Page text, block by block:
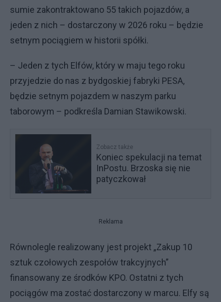
sumie zakontraktowano 55 takich pojazdów, a
jeden z nich – dostarczony w 2026 roku – będzie
setnym pociągiem w historii spółki.
– Jeden z tych Elfów, który w maju tego roku
przyjedzie do nas z bydgoskiej fabryki PESA,
będzie setnym pojazdem w naszym parku
taborowym – podkreśla Damian Stawikowski.
Zobacz także
Koniec spekulacji na temat
InPostu. Brzoska się nie
patyczkował
Reklama
Równolegle realizowany jest projekt „Zakup 10
sztuk czołowych zespołów trakcyjnych”
finansowany ze środków KPO. Ostatni z tych
pociągów ma zostać dostarczony w marcu. Elfy są